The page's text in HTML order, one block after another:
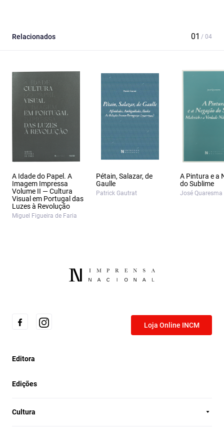
Relacionados
A Idade do Papel. A
Imagem Impressa
Volume II — Cultura
Visual em Portugal das
Luzes à Revolução
Miguel Figueira de Faria
Pétain, Salazar, de
Gaulle
Patrick Gautrat
A Pintura e a
do Sublime
José Quaresma
Loja Online INCM
Editora
Edições
Cultura